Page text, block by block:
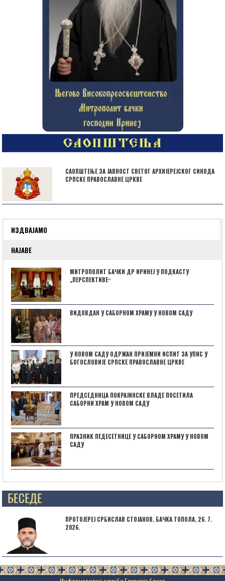
САОПШТЕЊЕ ЗА ЈАВНОСТ СВЕТОГ АРХИЈЕРЕЈСКОГ СИНОДА
СРПСКЕ ПРАВОСЛАВНЕ ЦРКВЕ
ИЗДВАЈАМО
НАЈАВЕ
МИТРОПОЛИТ БАЧКИ ДР ИРИНЕЈ У ПОДКАСТУ
„ПЕРСПЕКТИВЕˮ
ВИДОВДАН У САБОРНОМ ХРАМУ У НОВОМ САДУ
У НОВОМ САДУ ОДРЖАН ПРИЈЕМНИ ИСПИТ ЗА УПИС У
БОГОСЛОВИЈЕ СРПСКЕ ПРАВОСЛАВНЕ ЦРКВЕ
ПРЕДСЕДНИЦА ПОКРАЈИНСКЕ ВЛАДЕ ПОСЕТИЛА
САБОРНИ ХРАМ У НОВОМ САДУ
ПРАЗНИК ПЕДЕСЕТНИЦЕ У САБОРНОМ ХРАМУ У НОВОМ
САДУ
Posts not found
ПРОТОЈЕРЕЈ СРБИСЛАВ СТОЈАНОВ, БАЧКА ТОПОЛА, 26. 7.
2026.